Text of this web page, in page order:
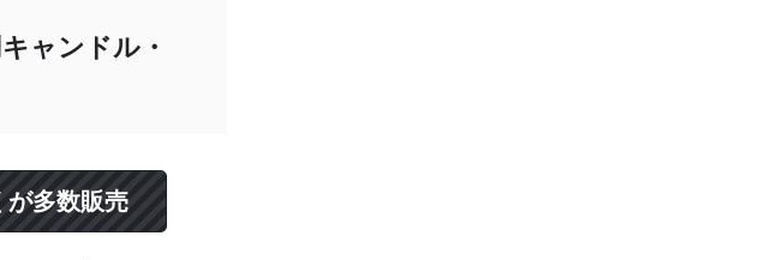
ャンドル・
多数販売